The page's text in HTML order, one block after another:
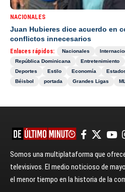
NACIONALES
Juan Hubieres dice acuerdo en
conflictos innecesarios
Enlaces rápidos: Nacionales
República Dominicana
Entretenimiento
Deportes
Estilo Economía
Béisbol
portada Grandes Ligas
Somos una multiplataforma que
televisivos. El medio noticioso de
el menor tiempo en la historia de la